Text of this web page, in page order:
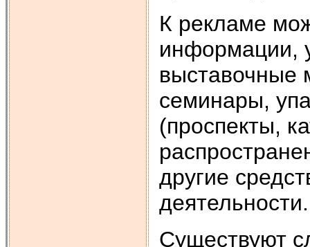
К рекламе
информации,
выставочные
семинары,
(проспекты,
другие
деятельности.
Существуют